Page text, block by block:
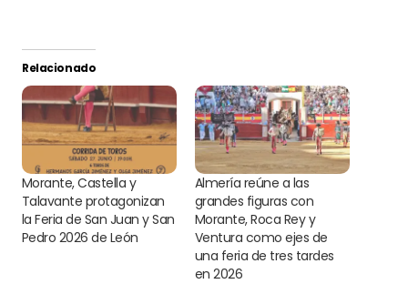
Relacionado
Morante, Castella y
Talavante protagonizan
la Feria de San Juan y San
Pedro 2026 de León
Almería reúne a las
grandes figuras con
Morante, Roca Rey y
Ventura como ejes de
una feria de tres tardes
en 2026